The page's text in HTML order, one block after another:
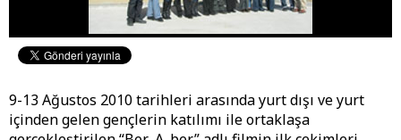
9-13 Ağustos 2010 tarihleri arasında yurt dışı ve yurt
içinden gelen gençlerin katılımı ile ortaklaşa